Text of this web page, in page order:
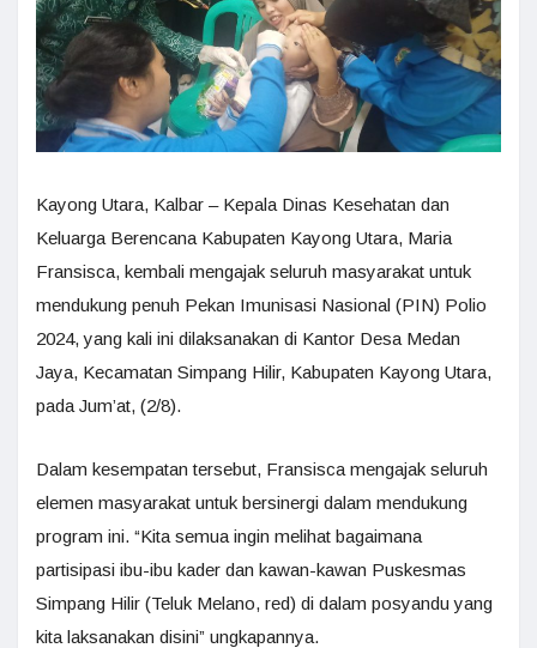
Kayong Utara, Kalbar – Kepala Dinas Kesehatan dan
Keluarga Berencana Kabupaten Kayong Utara, Maria
Fransisca, kembali mengajak seluruh masyarakat untuk
mendukung penuh Pekan Imunisasi Nasional (PIN) Polio
2024, yang kali ini dilaksanakan di Kantor Desa Medan
Jaya, Kecamatan Simpang Hilir, Kabupaten Kayong Utara,
pada Jum’at, (2/8).
Dalam kesempatan tersebut, Fransisca mengajak seluruh
elemen masyarakat untuk bersinergi dalam mendukung
program ini. “Kita semua ingin melihat bagaimana
partisipasi ibu-ibu kader dan kawan-kawan Puskesmas
Simpang Hilir (Teluk Melano, red) di dalam posyandu yang
kita laksanakan disini” ungkapannya.